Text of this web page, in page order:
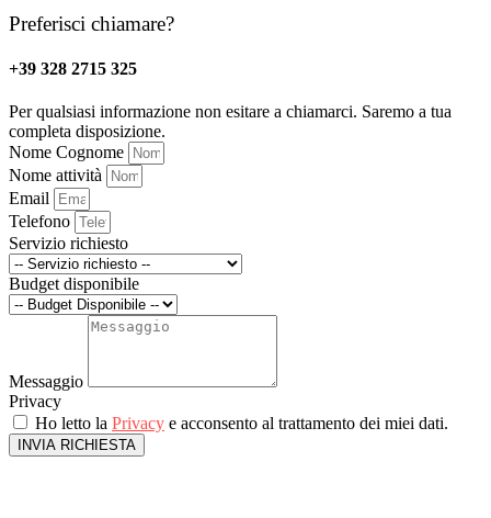
Preferisci chiamare?
+39 328 2715 325
Per qualsiasi informazione non esitare a chiamarci. Saremo a tua
completa disposizione.
Nome Cognome
Nome attività
Email
Telefono
Servizio richiesto
Budget disponibile
Messaggio
Privacy
Ho letto la Privacy e acconsento al trattamento dei miei dati.
INVIA RICHIESTA